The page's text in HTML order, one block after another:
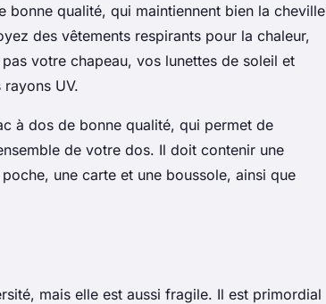
bonne qualité, qui maintiennent bien la cheville
des vêtements respirants pour la chaleur,
votre chapeau, vos lunettes de soleil et
UV.
à dos de bonne qualité, qui permet de
de votre dos. Il doit contenir une
une carte et une boussole, ainsi que
mais elle est aussi fragile. Il est primordial